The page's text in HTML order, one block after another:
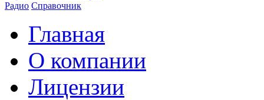
Радио Справочник
Главная
О компании
Лицензии